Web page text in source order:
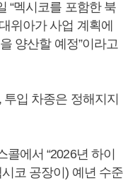
“멕시코를 포함한 북
위아가 사업 계획에
양산할 예정”이라고
입 차종은 정해지지
에서 “2026년 하이
코 공장이) 예년 수준